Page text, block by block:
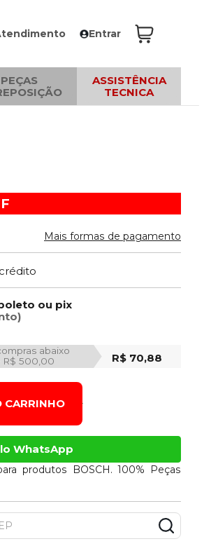
Entrar
PEÇAS
ASSISTÊNCIA
TECNICA
Mais formas de pagamento
ou pix
abaixo
R$ 500,00
R$ 70,88
CARRINHO
WhatsApp
produtos BOSCH. 100% Peças